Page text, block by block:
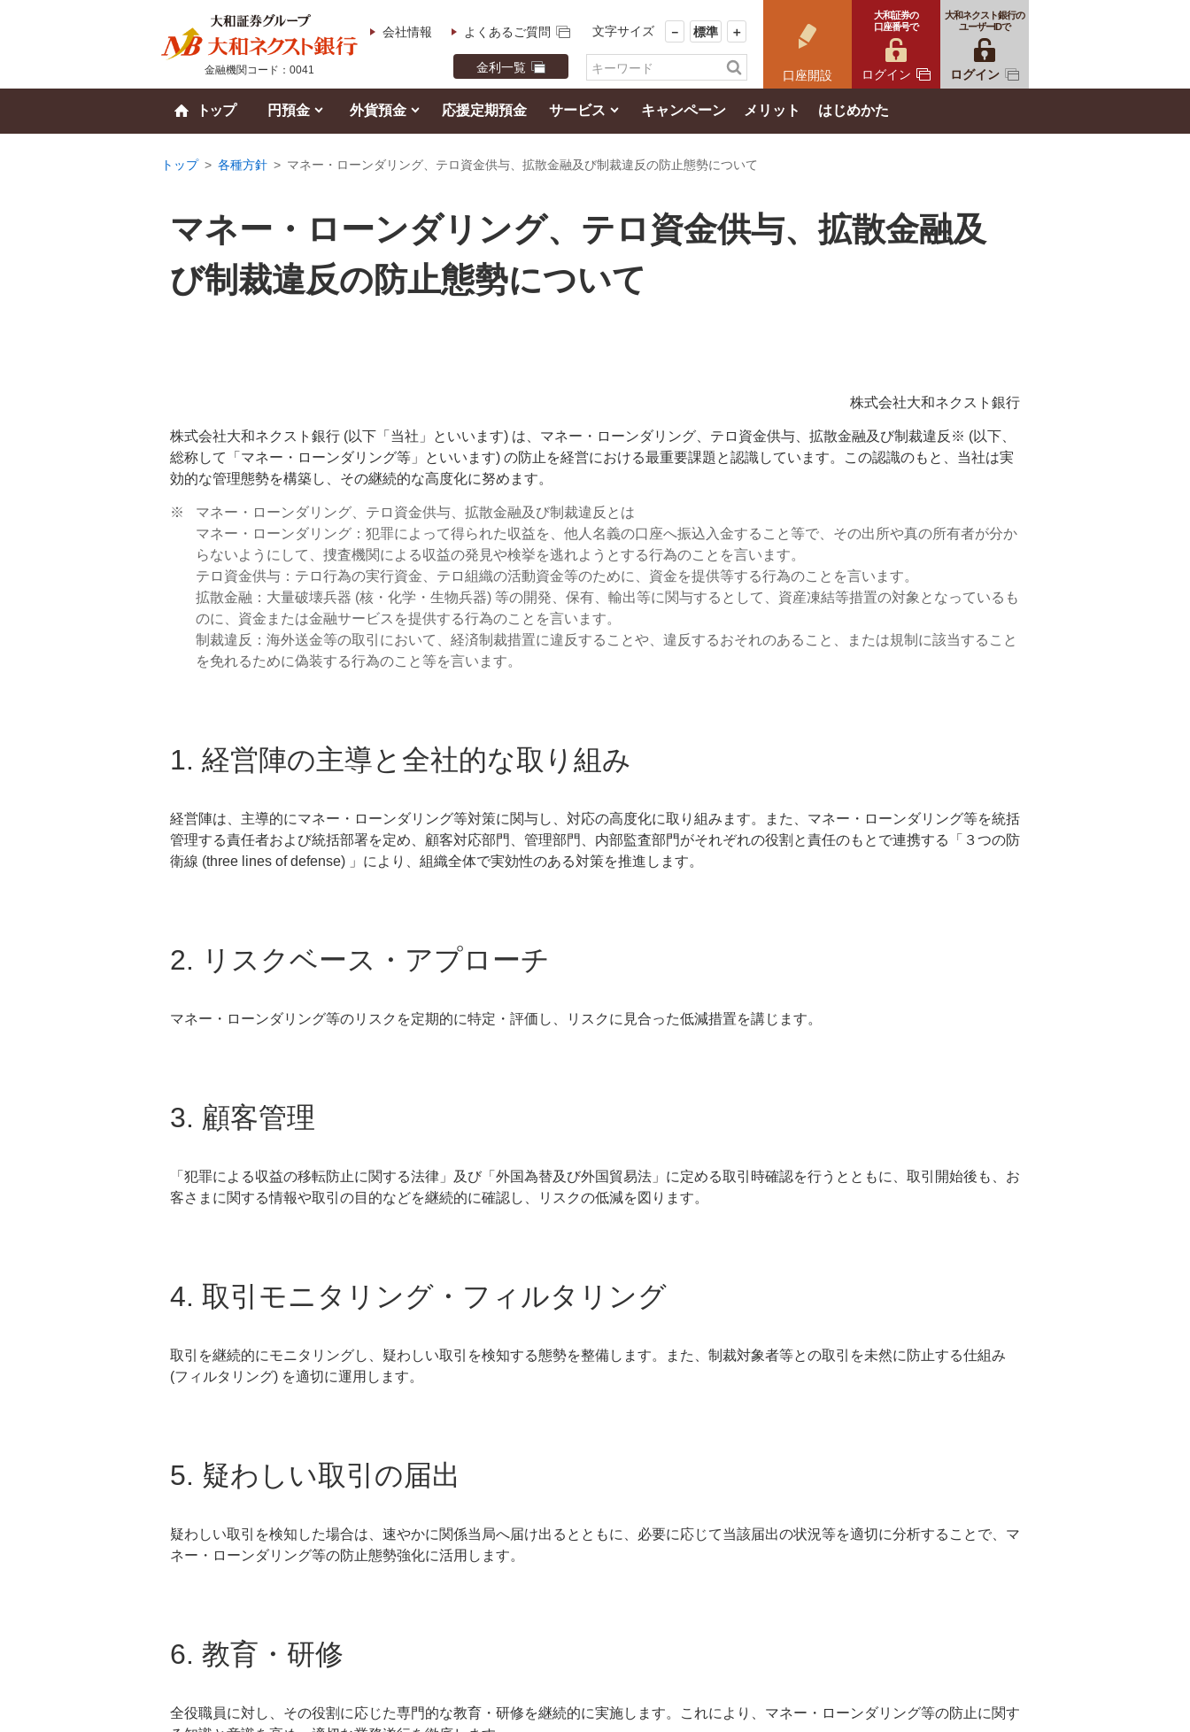
金融機関コード：0041
会社情報 よくあるご質問 文字サイズ － 標準 ＋
金利一覧
口座開設
大和証券の
口座番号で
ログイン
大和ネクスト銀行の
ユーザーIDで
ログイン
トップ 円預金 外貨預金 応援定期預金 サービス キャンペーン メリット はじめかた
トップ > 各種方針 > マネー・ローンダリング、テロ資金供与、拡散金融及び制裁違反の防止態勢について
マネー・ローンダリング、テロ資金供与、拡散金融及
び制裁違反の防止態勢について
株式会社大和ネクスト銀行
株式会社大和ネクスト銀行 (以下「当社」といいます) は、マネー・ローンダリング、テロ資金供与、拡散金融及び制裁違反※ (以下、
総称して「マネー・ローンダリング等」といいます) の防止を経営における最重要課題と認識しています。この認識のもと、当社は実
効的な管理態勢を構築し、その継続的な高度化に努めます。
※
マネー・ローンダリング、テロ資金供与、拡散金融及び制裁違反とは
マネー・ローンダリング：犯罪によって得られた収益を、他人名義の口座へ振込入金すること等で、その出所や真の所有者が分か
らないようにして、捜査機関による収益の発見や検挙を逃れようとする行為のことを言います。
テロ資金供与：テロ行為の実行資金、テロ組織の活動資金等のために、資金を提供等する行為のことを言います。
拡散金融：大量破壊兵器 (核・化学・生物兵器) 等の開発、保有、輸出等に関与するとして、資産凍結等措置の対象となっているも
のに、資金または金融サービスを提供する行為のことを言います。
制裁違反：海外送金等の取引において、経済制裁措置に違反することや、違反するおそれのあること、または規制に該当すること
を免れるために偽装する行為のこと等を言います。
1. 経営陣の主導と全社的な取り組み
経営陣は、主導的にマネー・ローンダリング等対策に関与し、対応の高度化に取り組みます。また、マネー・ローンダリング等を統括
管理する責任者および統括部署を定め、顧客対応部門、管理部門、内部監査部門がそれぞれの役割と責任のもとで連携する「３つの防
衛線 (three lines of defense) 」により、組織全体で実効性のある対策を推進します。
2. リスクベース・アプローチ
マネー・ローンダリング等のリスクを定期的に特定・評価し、リスクに見合った低減措置を講じます。
3. 顧客管理
「犯罪による収益の移転防止に関する法律」及び「外国為替及び外国貿易法」に定める取引時確認を行うとともに、取引開始後も、お
客さまに関する情報や取引の目的などを継続的に確認し、リスクの低減を図ります。
4. 取引モニタリング・フィルタリング
取引を継続的にモニタリングし、疑わしい取引を検知する態勢を整備します。また、制裁対象者等との取引を未然に防止する仕組み
(フィルタリング) を適切に運用します。
5. 疑わしい取引の届出
疑わしい取引を検知した場合は、速やかに関係当局へ届け出るとともに、必要に応じて当該届出の状況等を適切に分析することで、マ
ネー・ローンダリング等の防止態勢強化に活用します。
6. 教育・研修
全役職員に対し、その役割に応じた専門的な教育・研修を継続的に実施します。これにより、マネー・ローンダリング等の防止に関す